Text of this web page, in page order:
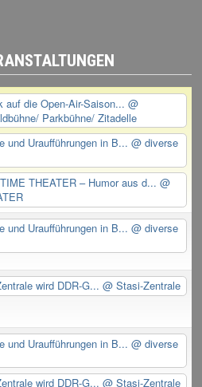
auf die Open-Air-Saison... @
Parkbühne/ Zitadelle
und Uraufführungen in B... @ diverse
THEATER – Humor aus d... @
und Uraufführungen in B... @ diverse
wird DDR-G...@ Stasi-Zentrale
und Uraufführungen in B... @ diverse
wird DDR-G...@ Stasi-Zentrale